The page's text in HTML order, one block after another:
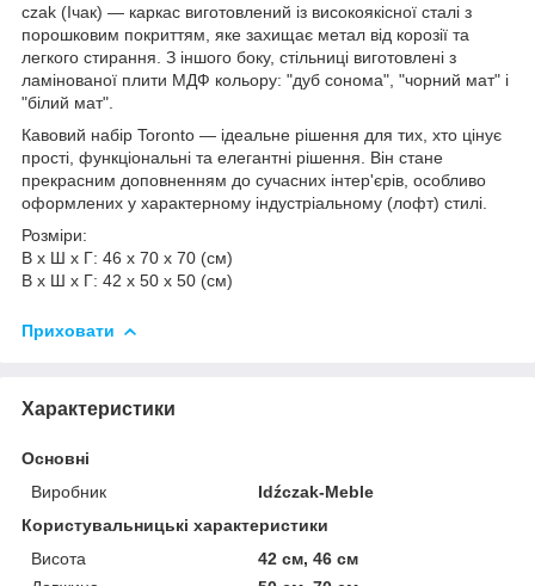
czak (Ічак) — каркас виготовлений із високоякісної сталі з
порошковим покриттям, яке захищає метал від корозії та
легкого стирання. З іншого боку, стільниці виготовлені з
ламінованої плити МДФ кольору: "дуб сонома", "чорний мат" і
"білий мат".
Кавовий набір Toronto — ідеальне рішення для тих, хто цінує
прості, функціональні та елегантні рішення. Він стане
прекрасним доповненням до сучасних інтер'єрів, особливо
оформлених у характерному індустріальному (лофт) стилі.
Розміри:
В х Ш х Г: 46 х 70 х 70 (см)
В х Ш х Г: 42 х 50 х 50 (см)
Приховати
Характеристики
Основні
Виробник
Idźczak-Meble
Користувальницькі характеристики
Висота
42 см, 46 см